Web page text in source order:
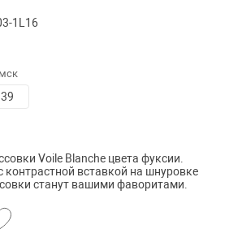
1L16
39
Voile Blanche цвета фуксии.
вставкой на шнуровке
станут вашими фаворитами.